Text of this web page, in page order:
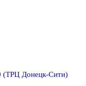
(ТРЦ Донецк-Сити)